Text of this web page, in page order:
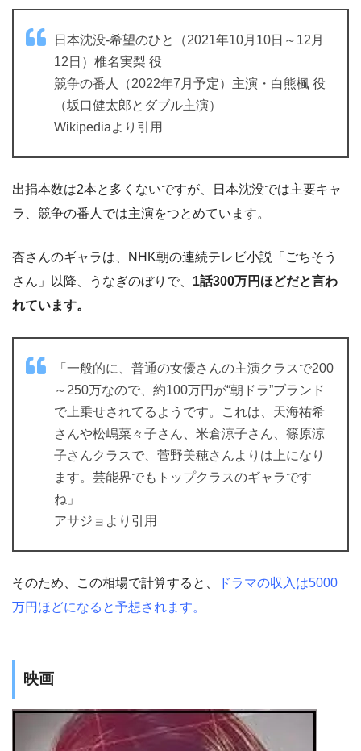
日本沈没-希望のひと（2021年10月10日～12月
12日）椎名実梨 役
競争の番人（2022年7月予定）主演・白熊楓 役
（坂口健太郎とダブル主演）
Wikipediaより引用
出捐本数は2本と多くないですが、日本沈没では主要キャ
ラ、競争の番人では主演をつとめています。
杏さんのギャラは、NHK朝の連続テレビ小説「ごちそう
さん」以降、うなぎのぼりで、 1話300万円ほどだと言わ
れています。
「一般的に、普通の女優さんの主演クラスで200
～250万なので、約100万円が“朝ドラ”ブランド
で上乗せされてるようです。これは、天海祐希
さんや松嶋菜々子さん、米倉涼子さん、篠原涼
子さんクラスで、菅野美穂さんよりは上になり
ます。芸能界でもトップクラスのギャラです
ね」
アサジョより引用
そのため、この相場で計算すると、
ドラマの収入は5000
万円ほどになると予想されます。
映画